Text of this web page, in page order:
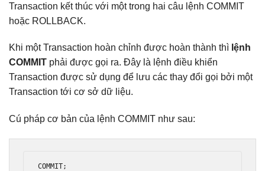
Transaction kết thúc với một trong hai câu lệnh COMMIT
hoặc ROLLBACK.
Khi một Transaction hoàn chỉnh được hoàn thành thì lệnh
COMMIT phải được gọi ra. Đây là lệnh điều khiển
Transaction được sử dụng để lưu các thay đổi gọi bởi một
Transaction tới cơ sở dữ liệu.
Cú pháp cơ bản của lệnh COMMIT như sau:
COMMIT;